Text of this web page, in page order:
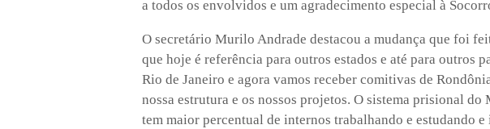
a todos os envolvidos e um agradecimento especial à
O secretário Murilo Andrade destacou a mudança que foi
que hoje é referência para outros estados e até para outros
Rio de Janeiro e agora vamos receber comitivas de
nossa estrutura e os nossos projetos. O sistema prisional do
tem maior percentual de internos trabalhando e estudando